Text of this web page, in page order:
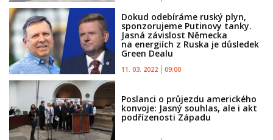
Dokud odebíráme ruský plyn,
sponzorujeme Putinovy tanky.
Jasná závislost Německa
na energiích z Ruska je důsledek
Green Dealu
11. 03. 2022 09:00
Poslanci o průjezdu amerického
konvoje: Jasný souhlas, ale i akt
podřízenosti Západu